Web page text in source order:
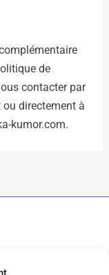
de
contacter par
ou directement à
kumor.com.